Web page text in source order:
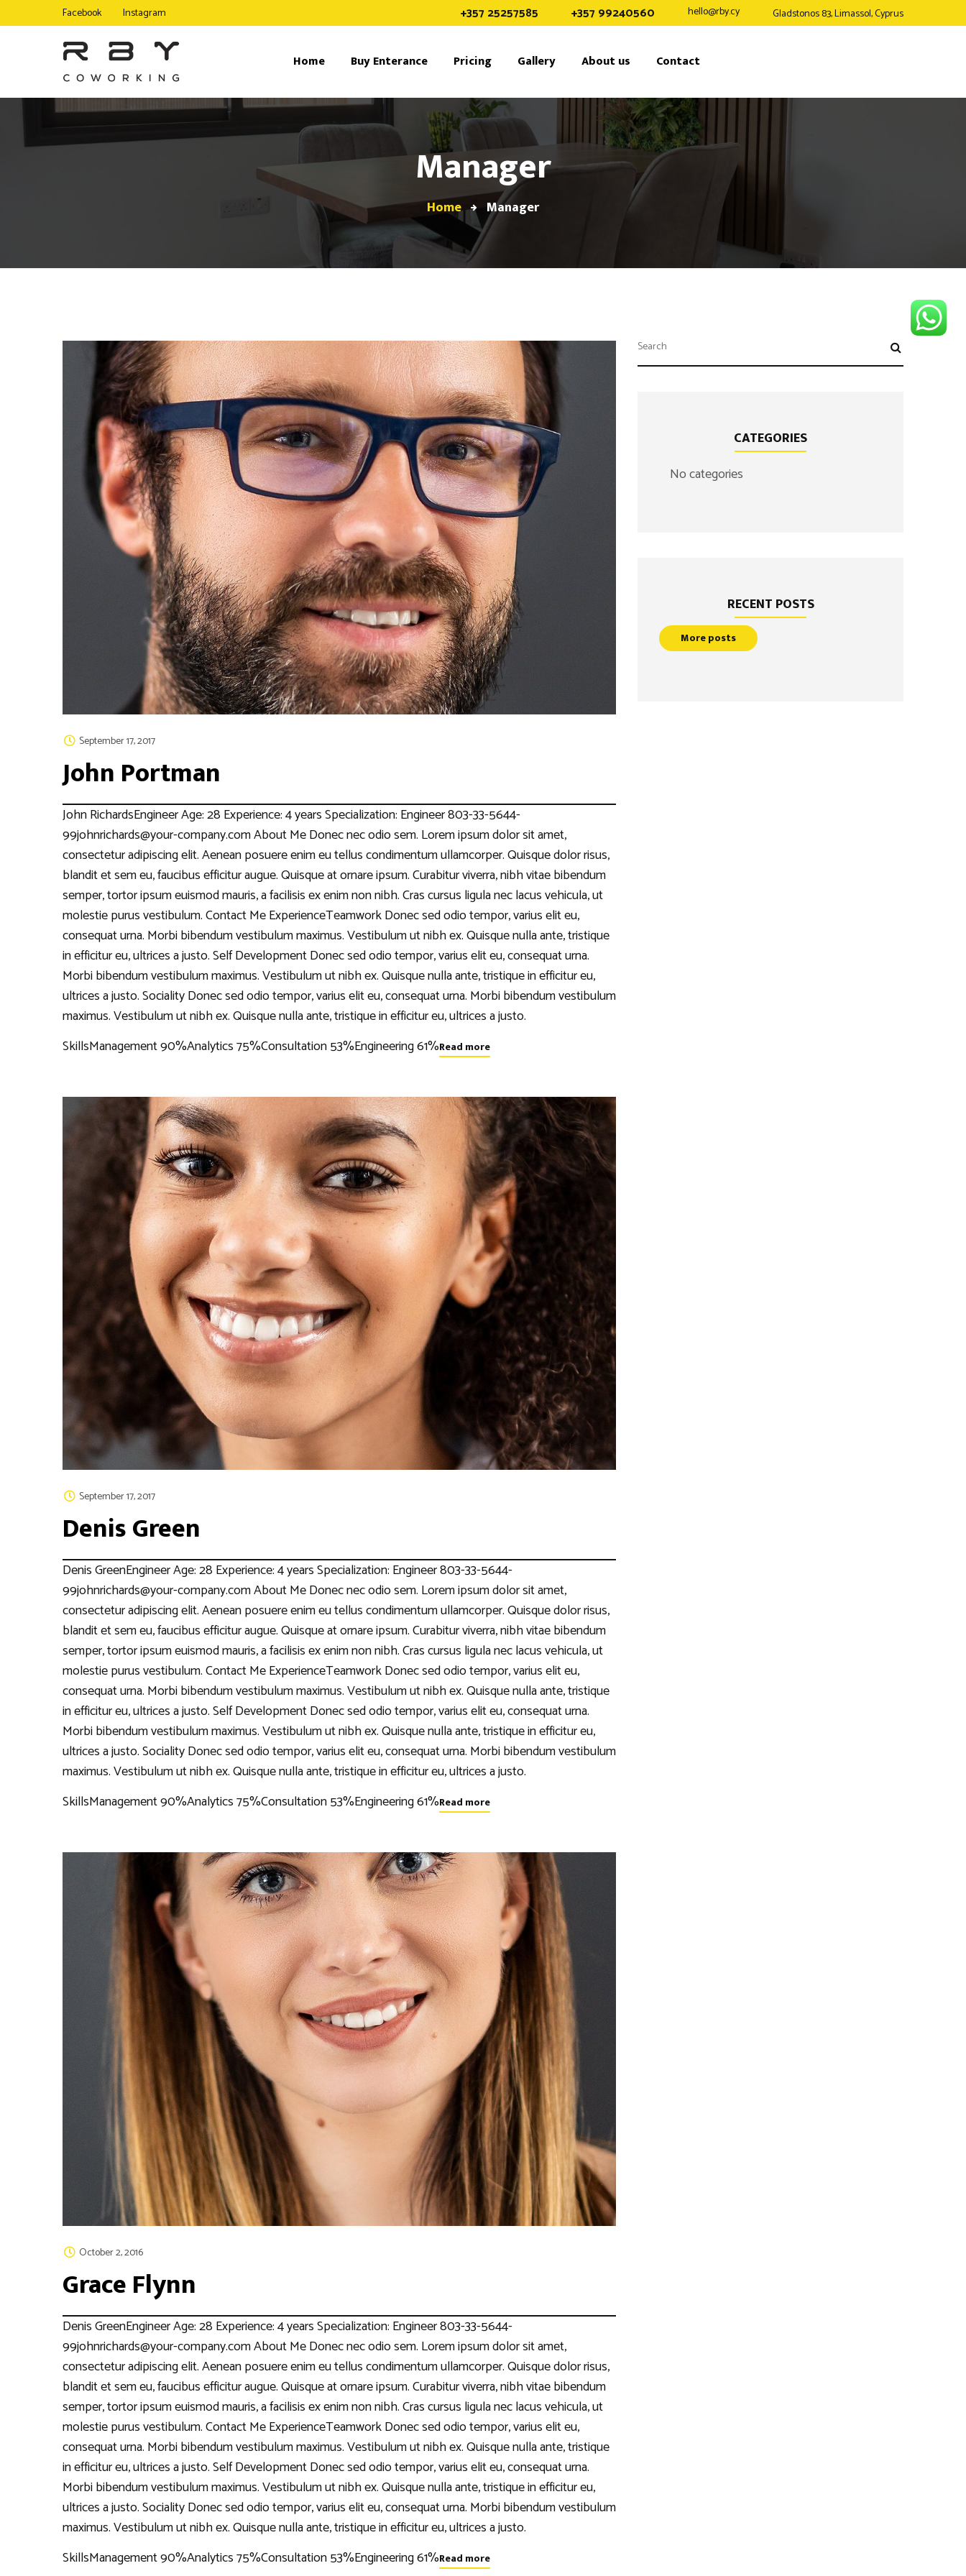
Facebook Instagram +357 25257585 +357 99240560 hello@rby.cy Gladstonos 83, Limassol, Cyprus
Home Buy Enterance Pricing Gallery About us Contact
Manager
Home Manager
September 17, 2017
John Portman
John RichardsEngineer Age: 28 Experience: 4 years Specialization: Engineer 803-33-5644-
99johnrichards@your-company.com About Me Donec nec odio sem. Lorem ipsum dolor sit amet,
consectetur adipiscing elit. Aenean posuere enim eu tellus condimentum ullamcorper. Quisque dolor risus,
blandit et sem eu, faucibus efficitur augue. Quisque at ornare ipsum. Curabitur viverra, nibh vitae bibendum
semper, tortor ipsum euismod mauris, a facilisis ex enim non nibh. Cras cursus ligula nec lacus vehicula, ut
molestie purus vestibulum. Contact Me ExperienceTeamwork Donec sed odio tempor, varius elit eu,
consequat urna. Morbi bibendum vestibulum maximus. Vestibulum ut nibh ex. Quisque nulla ante, tristique
in efficitur eu, ultrices a justo. Self Development Donec sed odio tempor, varius elit eu, consequat urna.
Morbi bibendum vestibulum maximus. Vestibulum ut nibh ex. Quisque nulla ante, tristique in efficitur eu,
ultrices a justo. Sociality Donec sed odio tempor, varius elit eu, consequat urna. Morbi bibendum vestibulum
maximus. Vestibulum ut nibh ex. Quisque nulla ante, tristique in efficitur eu, ultrices a justo.
SkillsManagement 90%Analytics 75%Consultation 53%Engineering 61%Read more
September 17, 2017
Denis Green
Denis GreenEngineer Age: 28 Experience: 4 years Specialization: Engineer 803-33-5644-
99johnrichards@your-company.com About Me Donec nec odio sem. Lorem ipsum dolor sit amet,
consectetur adipiscing elit. Aenean posuere enim eu tellus condimentum ullamcorper. Quisque dolor risus,
blandit et sem eu, faucibus efficitur augue. Quisque at ornare ipsum. Curabitur viverra, nibh vitae bibendum
semper, tortor ipsum euismod mauris, a facilisis ex enim non nibh. Cras cursus ligula nec lacus vehicula, ut
molestie purus vestibulum. Contact Me ExperienceTeamwork Donec sed odio tempor, varius elit eu,
consequat urna. Morbi bibendum vestibulum maximus. Vestibulum ut nibh ex. Quisque nulla ante, tristique
in efficitur eu, ultrices a justo. Self Development Donec sed odio tempor, varius elit eu, consequat urna.
Morbi bibendum vestibulum maximus. Vestibulum ut nibh ex. Quisque nulla ante, tristique in efficitur eu,
ultrices a justo. Sociality Donec sed odio tempor, varius elit eu, consequat urna. Morbi bibendum vestibulum
maximus. Vestibulum ut nibh ex. Quisque nulla ante, tristique in efficitur eu, ultrices a justo.
SkillsManagement 90%Analytics 75%Consultation 53%Engineering 61%Read more
October 2, 2016
Grace Flynn
Denis GreenEngineer Age: 28 Experience: 4 years Specialization: Engineer 803-33-5644-
99johnrichards@your-company.com About Me Donec nec odio sem. Lorem ipsum dolor sit amet,
consectetur adipiscing elit. Aenean posuere enim eu tellus condimentum ullamcorper. Quisque dolor risus,
blandit et sem eu, faucibus efficitur augue. Quisque at ornare ipsum. Curabitur viverra, nibh vitae bibendum
semper, tortor ipsum euismod mauris, a facilisis ex enim non nibh. Cras cursus ligula nec lacus vehicula, ut
molestie purus vestibulum. Contact Me ExperienceTeamwork Donec sed odio tempor, varius elit eu,
consequat urna. Morbi bibendum vestibulum maximus. Vestibulum ut nibh ex. Quisque nulla ante, tristique
in efficitur eu, ultrices a justo. Self Development Donec sed odio tempor, varius elit eu, consequat urna.
Morbi bibendum vestibulum maximus. Vestibulum ut nibh ex. Quisque nulla ante, tristique in efficitur eu,
ultrices a justo. Sociality Donec sed odio tempor, varius elit eu, consequat urna. Morbi bibendum vestibulum
maximus. Vestibulum ut nibh ex. Quisque nulla ante, tristique in efficitur eu, ultrices a justo.
SkillsManagement 90%Analytics 75%Consultation 53%Engineering 61%Read more
CATEGORIES
No categories
RECENT POSTS
More posts